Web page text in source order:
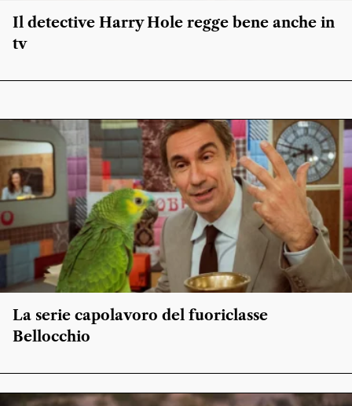
Il detective Harry Hole regge bene anche in
tv
La serie capolavoro del fuoriclasse
Bellocchio